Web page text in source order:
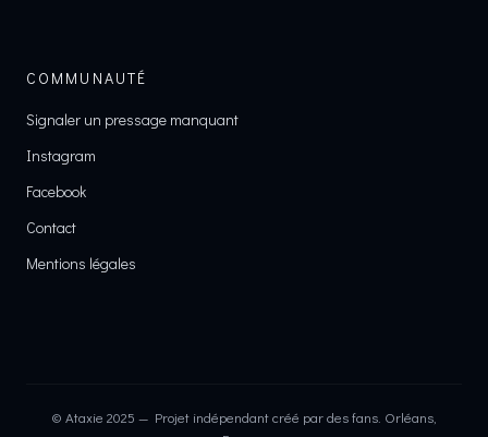
COMMUNAUTÉ
Signaler un pressage manquant
Instagram
Facebook
Contact
Mentions légales
© Ataxie 2025 — Projet indépendant créé par des fans. Orléans,